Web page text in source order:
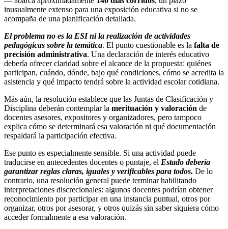
inusualmente extenso para una exposición educativa si no se
acompaña de una planificación detallada.
El problema no es la ESI ni la realización de actividades
pedagógicas sobre la temática. El punto cuestionable es la falta de
precisión administrativa. Una declaración de interés educativo
debería ofrecer claridad sobre el alcance de la propuesta: quiénes
participan, cuándo, dónde, bajo qué condiciones, cómo se acredita la
asistencia y qué impacto tendrá sobre la actividad escolar cotidiana.
Más aún, la resolución establece que las Juntas de Clasificación y
Disciplina deberán contemplar la merituación y valoración de
docentes asesores, expositores y organizadores, pero tampoco
explica cómo se determinará esa valoración ni qué documentación
respaldará la participación efectiva.
Ese punto es especialmente sensible. Si una actividad puede
traducirse en antecedentes docentes o puntaje, el Estado debería
garantizar reglas claras, iguales y verificables para todos. De lo
contrario, una resolución general puede terminar habilitando
interpretaciones discrecionales: algunos docentes podrían obtener
reconocimiento por participar en una instancia puntual, otros por
organizar, otros por asesorar, y otros quizás sin saber siquiera cómo
acceder formalmente a esa valoración.